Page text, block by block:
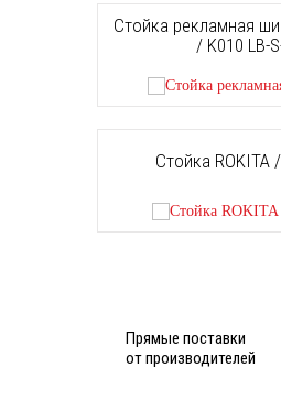
Стойка рекламная
/ K010 LB-
Стойка ROKITA
Прямые поставки
от производителей